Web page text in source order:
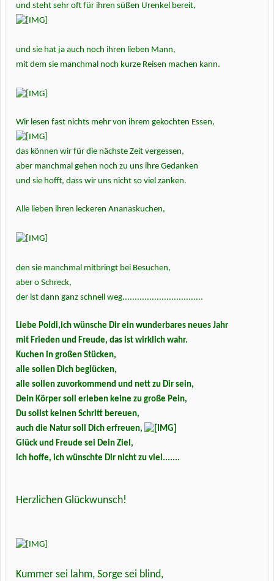
und steht sehr oft für ihren süßen Urenkel bereit,
und sie hat ja auch noch ihren lieben Mann,
mit dem sie manchmal noch kurze Reisen machen kann.
Wir lesen fast nichts mehr von ihrem gekochten Essen,
das können wir für die nächste Zeit vergessen,
aber manchmal gehen noch zu uns ihre Gedanken
und sie hofft, dass wir uns nicht so viel zanken.
Alle lieben ihren leckeren Ananaskuchen,
den sie manchmal mitbringt bei Besuchen,
aber o Schreck,
der ist dann ganz schnell weg.................................
Liebe Poldi,ich wünsche Dir ein wunderbares neues Jahr
mit Frieden und Freude, das ist wirklich wahr.
Kuchen in großen Stücken,
alle sollen Dich beglücken,
alle sollen zuvorkommend und nett zu Dir sein,
Dein Körper soll erleben keine zu große Pein,
Du sollst keinen Schritt bereuen,
auch die Natur soll Dich erfreuen,
Glück und Freude sei Dein Ziel,
ich hoffe, ich wünschte Dir nicht zu viel.......
Herzlichen Glückwunsch!
Kummer sei lahm, Sorge sei blind,